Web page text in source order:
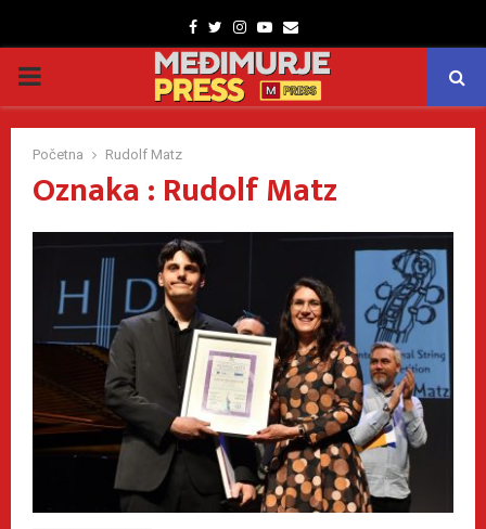
Facebook
TwitterInstagram
Youtube
Email
PRIMARY
MENU
Početna Rudolf Matz
Oznaka : Rudolf Matz